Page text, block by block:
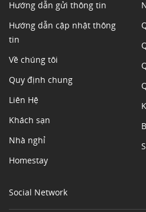
Hướng dẫn gửi thông tin
Hướng dẫn cập nhật thông
tin
Về chúng tôi
Quy định chung
Liên Hệ
Khách sạn
Nhà nghỉ
Homestay
Social Network